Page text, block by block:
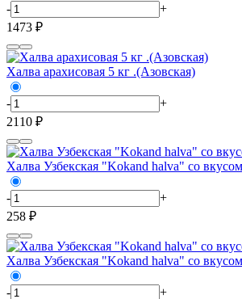
-
+
1473 ₽
Халва арахисовая 5 кг .(Азовская)
-
+
2110 ₽
Халва Узбекская "Kokand halva" со
-
+
258 ₽
Халва Узбекская "Kokand halva" со
- +